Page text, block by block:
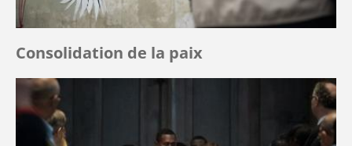
Consolidation de la paix